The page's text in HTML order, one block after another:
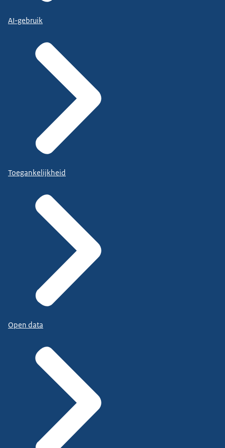
AI-gebruik
Toegankelijkheid
Open data